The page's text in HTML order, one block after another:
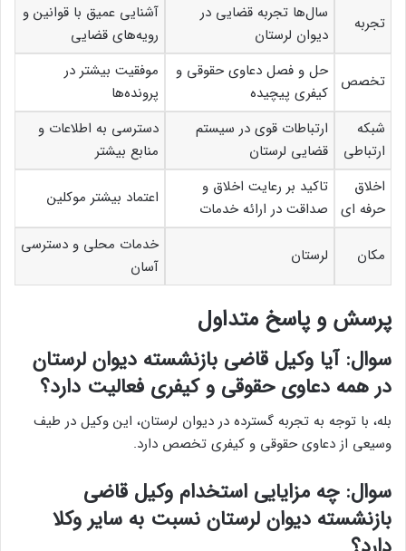
تجربه
سال‌ها تجربه قضایی در
دیوان لرستان
آشنایی عمیق با قوانین و
رویه‌های قضایی
تخصص
حل و فصل دعاوی حقوقی و
کیفری پیچیده
موفقیت بیشتر در
پرونده‌ها
شبکه
ارتباطی
ارتباطات قوی در سیستم
قضایی لرستان
دسترسی به اطلاعات و
منابع بیشتر
اخلاق
حرفه ای
تاکید بر رعایت اخلاق و
صداقت در ارائه خدمات
اعتماد بیشتر موکلین
مکان لرستان
خدمات محلی و دسترسی
آسان
پرسش و پاسخ متداول
سوال: آیا وکیل قاضی بازنشسته دیوان لرستان
در همه دعاوی حقوقی و کیفری فعالیت دارد؟
بله، با توجه به تجربه گسترده در دیوان لرستان، این وکیل در طیف
وسیعی از دعاوی حقوقی و کیفری تخصص دارد.
سوال: چه مزایایی استخدام وکیل قاضی
بازنشسته دیوان لرستان نسبت به سایر وکلا